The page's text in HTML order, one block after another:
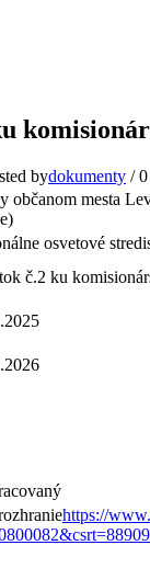
bydokumenty / 0
občanom mesta
osvetové
č.2 ku
https://